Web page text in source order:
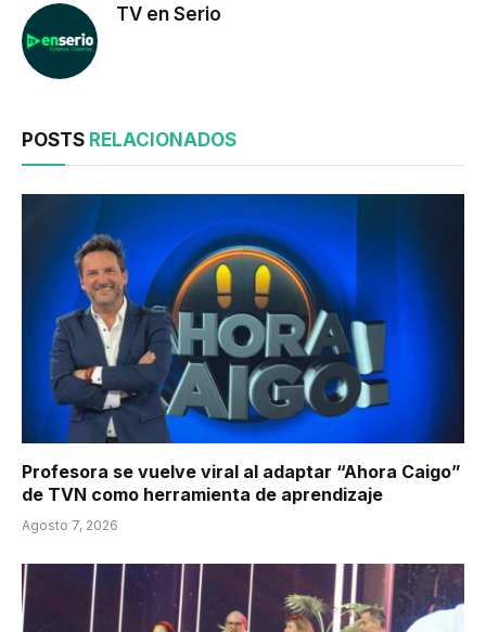
TV en Serio
POSTS RELACIONADOS
Profesora se vuelve viral al adaptar “Ahora Caigo”
de TVN como herramienta de aprendizaje
Agosto 7, 2026